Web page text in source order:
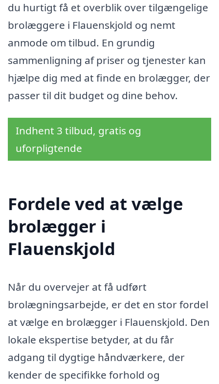
du hurtigt få et overblik over tilgængelige
brolæggere i Flauenskjold og nemt
anmode om tilbud. En grundig
sammenligning af priser og tjenester kan
hjælpe dig med at finde en brolægger, der
passer til dit budget og dine behov.
Indhent 3 tilbud, gratis og
uforpligtende
Fordele ved at vælge
brolægger i
Flauenskjold
Når du overvejer at få udført
brolægningsarbejde, er det en stor fordel
at vælge en brolægger i Flauenskjold. Den
lokale ekspertise betyder, at du får
adgang til dygtige håndværkere, der
kender de specifikke forhold og